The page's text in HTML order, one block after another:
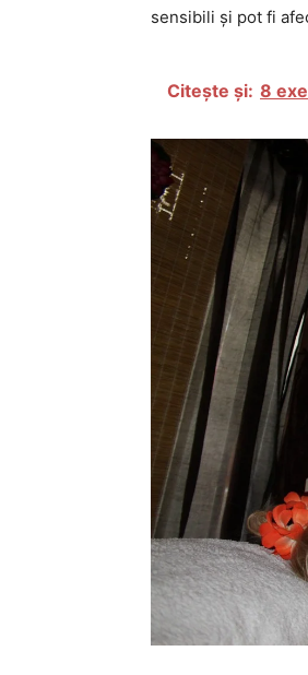
sensibili și pot fi
Citește și: 8